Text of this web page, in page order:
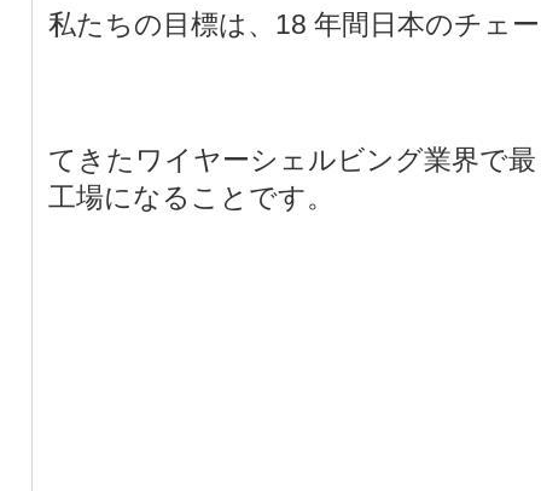
私たちの目標は、18 年間日本のチェ
てきたワイヤーシェルビング業界で
工場になることです。